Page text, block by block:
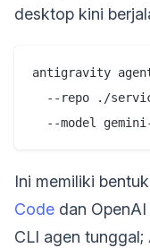
desktop kini
antigravity
--repo ./
Ini memiliki
Code dan
CLI agen